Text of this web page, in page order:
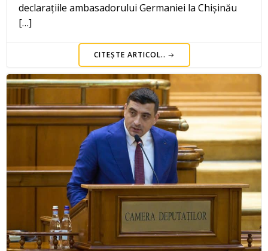
declarațiile ambasadorului Germaniei la Chișinău
[…]
CITEȘTE ARTICOL..